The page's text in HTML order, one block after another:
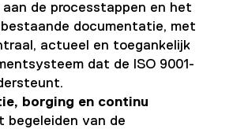
de processtappen en het
documentatie, met
actueel en toegankelijk
dat de ISO 9001-
borging en continu
begeleiden van de